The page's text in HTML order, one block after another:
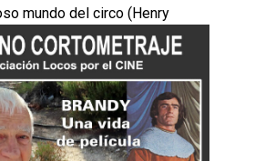
mundo del circo (Henry